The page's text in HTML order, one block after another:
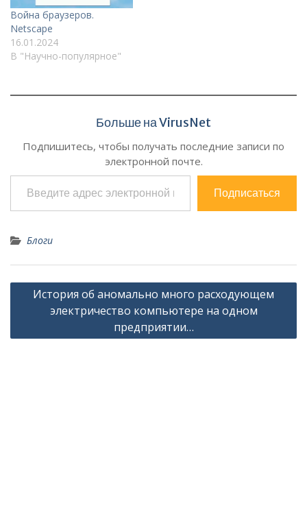
Война браузеров.
Netscape
16.01.2024
В "Научно-популярное"
Больше на VirusNet
Подпишитесь, чтобы получать последние записи по
электронной почте.
Введите адрес электронной почты…
Подписаться
Блоги
Навигация
История об аномально много расходующем
электричество компьютере на одном
предприятии…